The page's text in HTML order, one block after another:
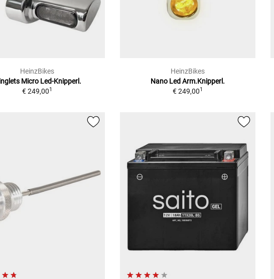
HeinzBikes
Micro Led-Knipperl.
€ 249,001
HeinzBikes
Nano Led Arm.Knipperl.
€ 249,001